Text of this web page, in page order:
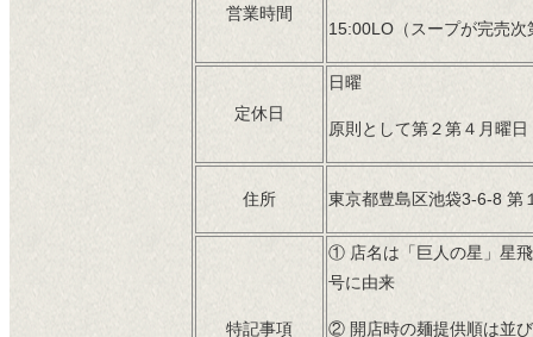
営業時間
15:00LO（スープが完売次
定休日
日曜
原則として第２第４月曜
住所 東京都豊島区池袋3-6-8 第
特記事項
① 店名は「巨人の星」星
号に由来
② 開店時の麺提供順は並